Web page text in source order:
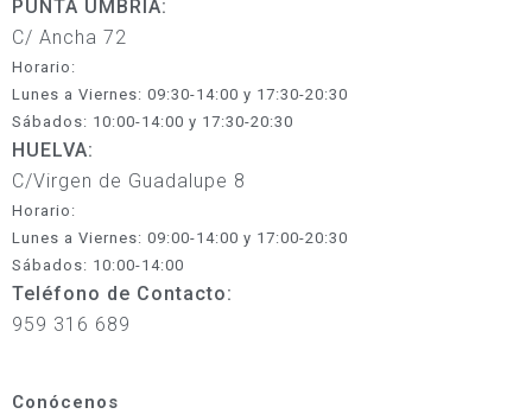
PUNTA UMBRÍA:
C/ Ancha 72
Horario:
Lunes a Viernes: 09:30-14:00 y 17:30-20:30
Sábados: 10:00-14:00 y 17:30-20:30
HUELVA:
C/Virgen de Guadalupe 8
Horario:
Lunes a Viernes: 09:00-14:00 y 17:00-20:30
Sábados: 10:00-14:00
Teléfono de Contacto:
959 316 689
Conócenos